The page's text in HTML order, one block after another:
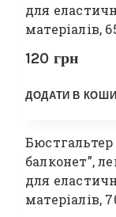
для
матеріалів,
120 грн
ДОДАТИ В
Бюстгальтер
балконет”,
для
матеріалів,